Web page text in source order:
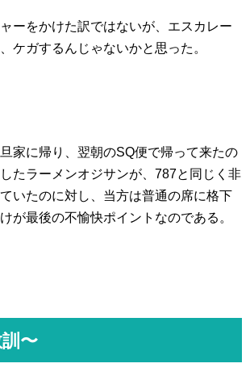
ーをかけた訳ではないが、エスカレー
ケガするんじゃないかと思った。
家に帰り、翌朝のSQ便で帰って来たの
たラーメンオジサンが、787と同じく非
いたのに対し、当方は普通の席に格下
が最後の不愉快ポイントなのである。
〜